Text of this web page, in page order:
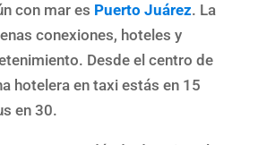
con mar es Puerto Juárez. La
conexiones, hoteles y
Desde el centro de
hotelera en taxi estás en 15
en 30.